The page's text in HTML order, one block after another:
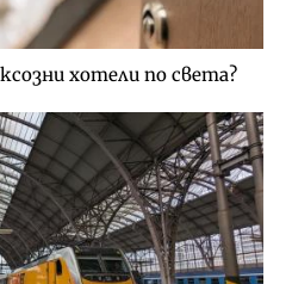
хотели по света?